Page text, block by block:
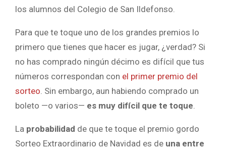
los alumnos del Colegio de San Ildefonso.
Para que te toque uno de los grandes premios lo
primero que tienes que hacer es jugar, ¿verdad? Si
no has comprado ningún décimo es difícil que tus
números correspondan con el primer premio del
sorteo . Sin embargo, aun habiendo comprado un
boleto —o varios— es muy difícil que te toque
La probabilidad de que te toque el premio gordo
Sorteo Extraordinario de Navidad es de una entre